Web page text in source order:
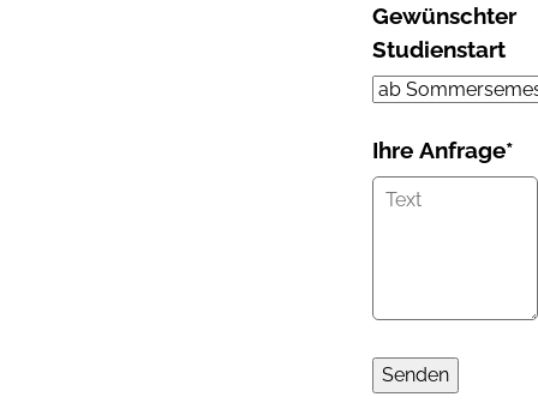
Gewünschter
Studienstart
Ihre Anfrage*